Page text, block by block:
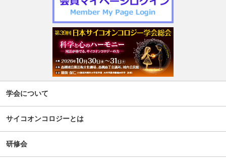
学会について
サイコオンコロジーとは
研修会